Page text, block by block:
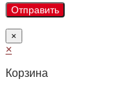
×
×
Корзина